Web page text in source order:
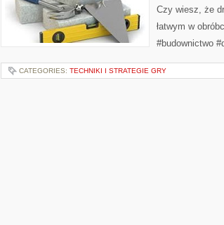
Czy wiesz, że
łatwym w
#budownictwo
CATEGORIES: TECHNIKI I STRATEGIE GRY